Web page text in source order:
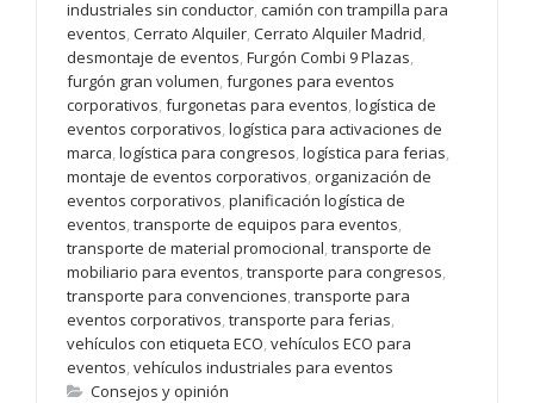
industriales sin conductor, camión con trampilla para
eventos, Cerrato Alquiler, Cerrato Alquiler Madrid,
desmontaje de eventos, Furgón Combi 9 Plazas,
furgón gran volumen, furgones para eventos
corporativos, furgonetas para eventos, logística de
eventos corporativos, logística para activaciones de
marca, logística para congresos, logística para ferias,
montaje de eventos corporativos, organización de
eventos corporativos, planificación logística de
eventos, transporte de equipos para eventos,
transporte de material promocional, transporte de
mobiliario para eventos, transporte para congresos,
transporte para convenciones, transporte para
eventos corporativos, transporte para ferias,
vehículos con etiqueta ECO, vehículos ECO para
eventos, vehículos industriales para eventos
Consejos y opinión